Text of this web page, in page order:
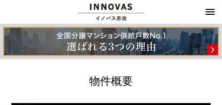
物件概要